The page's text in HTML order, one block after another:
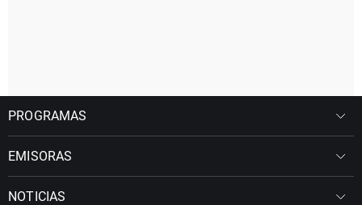
PROGRAMAS
EMISORAS
NOTICIAS